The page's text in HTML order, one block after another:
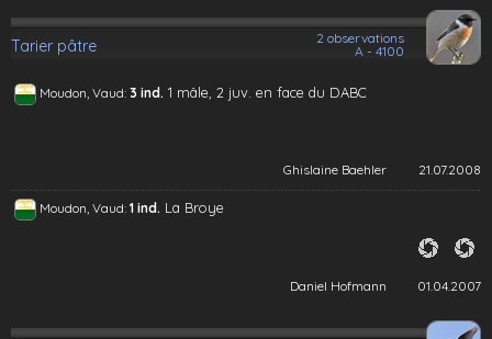
Tarier pâtre
2 observations
A - 4100
Moudon, Vaud: 3 ind. 1 mâle, 2 juv. en face du DABC
Ghislaine Baehler 21.07.2008
Moudon, Vaud: 1 ind. La Broye
Daniel Hofmann 01.04.2007